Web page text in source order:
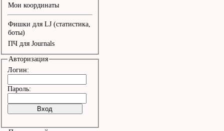
Мои координаты
Фишки для LJ (статистика,
боты)
ПЧ для Journals
Авторизация
Логин:
Пароль: